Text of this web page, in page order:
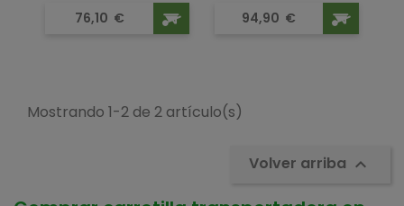
Precio
76,10 € Precio
94,90 €
Mostrando 1-2 de 2 artículo(s)
Volver arriba 